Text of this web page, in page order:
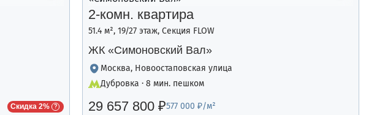
Скидка 2%
2-комн. квартира
51.4 м², 19/27 этаж, Секция FLOW
ЖК «Симоновский Вал»
Москва, Новоостаповская улица
Дубровка · 8 мин. пешком
29 657 800 ₽577 000 ₽/м²